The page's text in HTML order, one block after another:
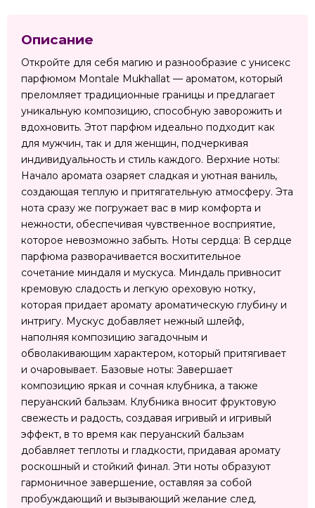
Описание
Откройте для себя магию и разнообразие с унисекс
парфюмом Montale Mukhallat — ароматом, который
преломляет традиционные границы и предлагает
уникальную композицию, способную заворожить и
вдохновить. Этот парфюм идеально подходит как
для мужчин, так и для женщин, подчеркивая
индивидуальность и стиль каждого. Верхние ноты:
Начало аромата озаряет сладкая и уютная ваниль,
создающая теплую и притягательную атмосферу. Эта
нота сразу же погружает вас в мир комфорта и
нежности, обеспечивая чувственное восприятие,
которое невозможно забыть. Ноты сердца: В сердце
парфюма разворачивается восхитительное
сочетание миндаля и мускуса. Миндаль привносит
кремовую сладость и легкую ореховую нотку,
которая придает аромату ароматическую глубину и
интригу. Мускус добавляет нежный шлейф,
наполняя композицию загадочным и
обволакивающим характером, который притягивает
и очаровывает. Базовые ноты: Завершает
композицию яркая и сочная клубника, а также
перуанский бальзам. Клубника вносит фруктовую
свежесть и радость, создавая игривый и игривый
эффект, в то время как перуанский бальзам
добавляет теплоты и гладкости, придавая аромату
роскошный и стойкий финал. Эти ноты образуют
гармоничное завершение, оставляя за собой
пробуждающий и вызывающий желание след.